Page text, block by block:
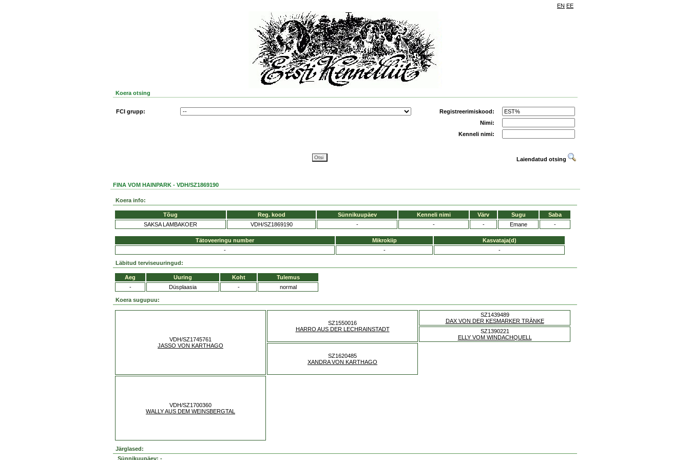
EN EE
Koera otsing
FCI grupp:
Registreerimiskood:
Nimi:
Kenneli nimi:
Laiendatud otsing
FINA VOM HAINPARK - VDH/SZ1869190
Koera info:
Tõug Reg. kood Sünnikuupäev Kenneli nimi Värv Sugu
Saba
SAKSA LAMBAKOER
VDH/SZ1869190 - - - Emane -
Tätoveeringu number Mikrokiip
Kasvataja(d)
-
- -
Läbitud terviseuuringud:
Aeg Uuring Koht
Tulemus
-
Düsplaasia - normal
Koera sugupuu:
VDH/SZ1745761
JASSO VON KARTHAGO
SZ1550016
HARRO AUS DER LECHRAINSTADT
SZ1439489
DAX VON DER KESMARKER TRÄNKE
SZ1390221
ELLY VOM WINDACHQUELL
SZ1620485
XANDRA VON KARTHAGO
VDH/SZ1700360
WALLY AUS DEM WEINSBERGTAL
Järglased:
Sünnikuupäev: -